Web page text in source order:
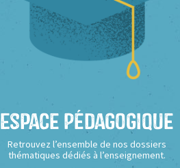
Espace Pédagogique
Retrouvez l’ensemble de nos dossiers
thématiques dédiés à l’enseignement.